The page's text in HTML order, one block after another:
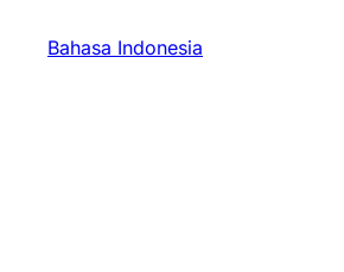
Bahasa Indonesia